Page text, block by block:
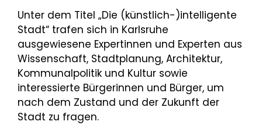
Unter dem Titel „Die (künstlich-)intelligente
Stadt“ trafen sich in Karlsruhe
ausgewiesene Expertinnen und Experten aus
Wissenschaft, Stadtplanung, Architektur,
Kommunalpolitik und Kultur sowie
interessierte Bürgerinnen und Bürger, um
nach dem Zustand und der Zukunft der
Stadt zu fragen.